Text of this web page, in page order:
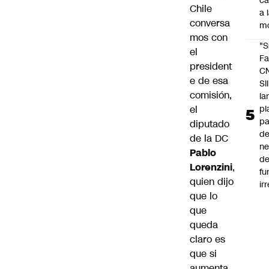
Chile
conversa
mos con
el
president
e de esa
comisión,
el
diputado
de la DC
Pablo
Lorenzini,
quien dijo
que lo
que
queda
claro es
que si
a
SII
de